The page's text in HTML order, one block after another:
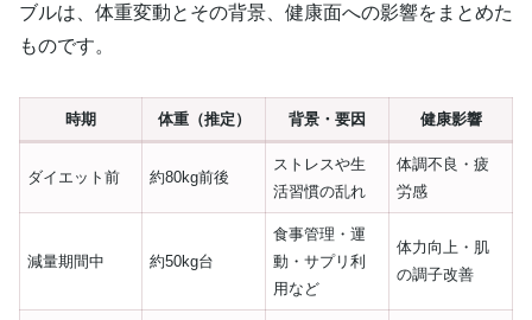
ブルは、体重変動とその背景、健康面への影響をまとめた
ものです。
時期 体重（推定） 背景・要因 健康影響
ダイエット前 約80kg前後
ストレスや生
活習慣の乱れ
体調不良・疲
労感
減量期間中 約50kg台
食事管理・運
動・サプリ利
用など
体力向上・肌
の調子改善